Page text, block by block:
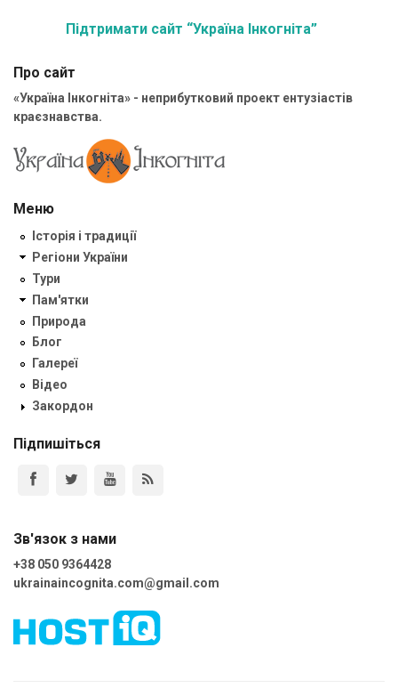
Підтримати сайт “Україна Інкогніта”
Про сайт
«Україна Інкогніта» - неприбутковий проект ентузіастів
краєзнавства.
Меню
Історія і традиції
Регіони України
Тури
Пам'ятки
Природа
Блог
Галереї
Відео
Закордон
Підпишіться
Зв'язок з нами
+38 050 9364428
ukrainaincognita.com@gmail.com